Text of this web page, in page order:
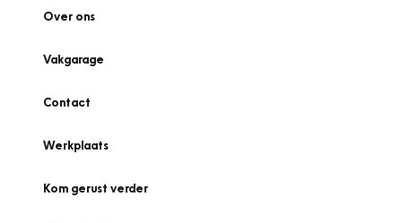
Over ons
Vakgarage
Contact
Werkplaats
Kom gerust verder